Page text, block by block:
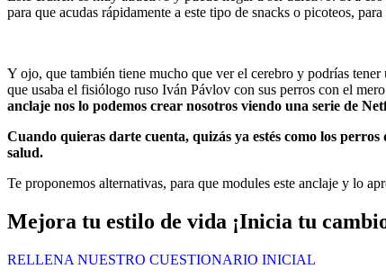
para que acudas rápidamente a este tipo de snacks o picoteos,
Y ojo, que también tiene mucho que ver el cerebro y podrías
que usaba el fisiólogo ruso Iván Pávlov con sus perros con el
anclaje nos lo podemos crear nosotros viendo una serie de
Cuando quieras darte cuenta, quizás ya estés como los perros
salud.
Te proponemos alternativas, para que modules este anclaje y lo
Mejora tu estilo de vida ¡Inicia tu
RELLENA NUESTRO CUESTIONARIO INICIAL